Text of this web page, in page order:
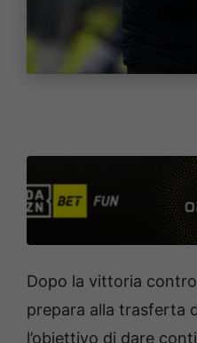
Dopo la vittoria
prepara alla trasferta
l’obiettivo di dare